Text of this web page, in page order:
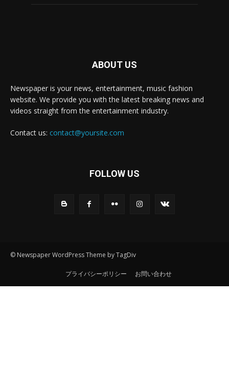
ABOUT US
Newspaper is your news, entertainment, music fashion
website. We provide you with the latest breaking news and
videos straight from the entertainment industry.
Contact us: contact@yoursite.com
FOLLOW US
© Newspaper WordPress Theme by TagDiv
プライバシーポリシー お問い合わせ